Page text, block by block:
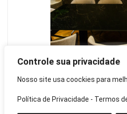
Controle sua privacidade
Nosso site usa coockies para
Política de Privacidade - Termos